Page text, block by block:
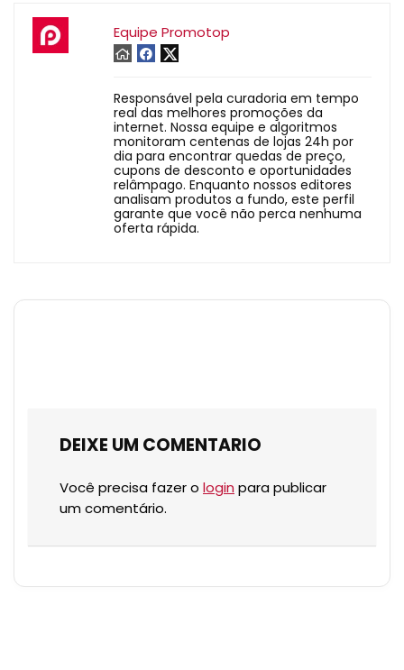
Equipe Promotop
Responsável pela curadoria em tempo
real das melhores promoções da
internet. Nossa equipe e algoritmos
monitoram centenas de lojas 24h por
dia para encontrar quedas de preço,
cupons de desconto e oportunidades
relâmpago. Enquanto nossos editores
analisam produtos a fundo, este perfil
garante que você não perca nenhuma
oferta rápida.
DEIXE UM COMENTARIO
Você precisa fazer o login para publicar
um comentário.